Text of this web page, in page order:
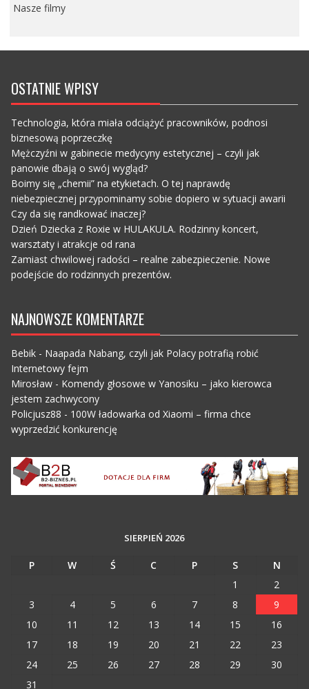
Nasze filmy
OSTATNIE WPISY
Technologia, która miała odciążyć pracowników, podnosi
biznesową poprzeczkę
Mężczyźni w gabinecie medycyny estetycznej – czyli jak
panowie dbają o swój wygląd?
Boimy się „chemii” na etykietach. O tej naprawdę
niebezpiecznej przypominamy sobie dopiero w sytuacji awarii
Czy da się randkować inaczej?
Dzień Dziecka z Roxie w HULAKULA. Rodzinny koncert,
warsztaty i atrakcje od rana
Zamiast chwilowej radości – realne zabezpieczenie. Nowe
podejście do rodzinnych prezentów.
NAJNOWSZE KOMENTARZE
Bebik- Naapada Nabang, czyli jak Polacy potrafią robić
Internetowy fejm
Mirosław- Komendy głosowe w Yanosiku – jako kierowca
jestem zachwycony
Policjusz88 - 100W ładowarka od Xiaomi – firma chce
wyprzedzić konkurencję
SIERPIEŃ 2026
P W Ś C P S
N
1
2
3
4 5 6 7 8
9
10
11 12 13 14 15
16
17
18 19 20 21 22
23
24
25 26 27 28 29
30
31